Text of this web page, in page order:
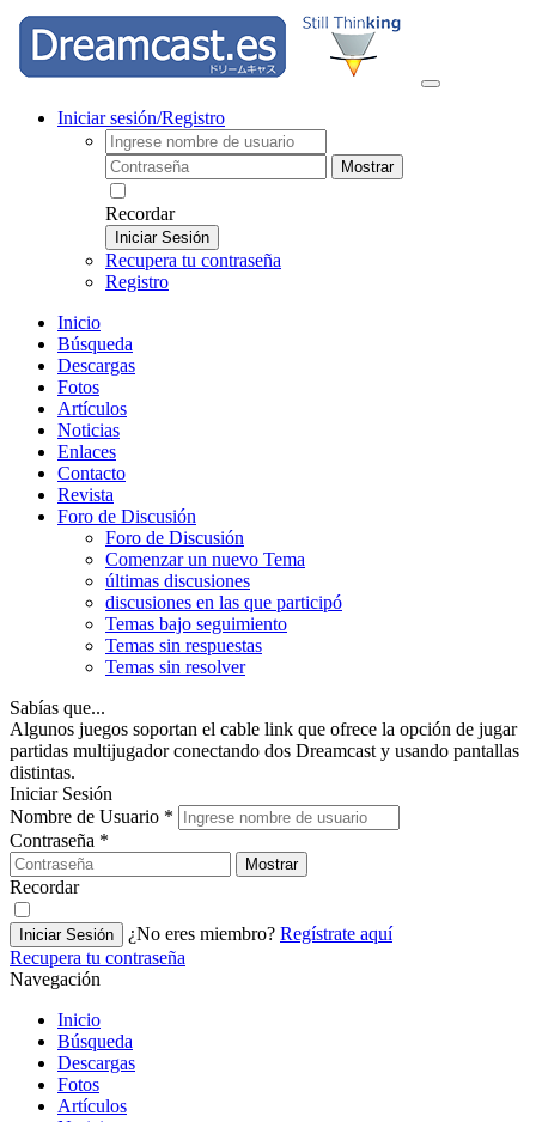
Iniciar sesión/Registro
Mostrar
Recordar
Iniciar Sesión
Recupera tu contraseña
Registro
Inicio
Búsqueda
Descargas
Fotos
Artículos
Noticias
Enlaces
Contacto
Revista
Foro de Discusión
Foro de Discusión
Comenzar un nuevo Tema
últimas discusiones
discusiones en las que participó
Temas bajo seguimiento
Temas sin respuestas
Temas sin resolver
Sabías que...
Algunos juegos soportan el cable link que ofrece la opción de jugar
partidas multijugador conectando dos Dreamcast y usando pantallas
distintas.
Iniciar Sesión
Nombre de Usuario *
Contraseña *
Mostrar
Recordar
Iniciar Sesión ¿No eres miembro? Regístrate aquí
Recupera tu contraseña
Navegación
Inicio
Búsqueda
Descargas
Fotos
Artículos